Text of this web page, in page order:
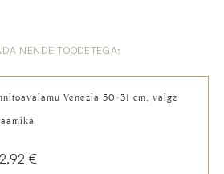
NENDE TOODETEGA:
Venezia 50×31 cm, valge
€